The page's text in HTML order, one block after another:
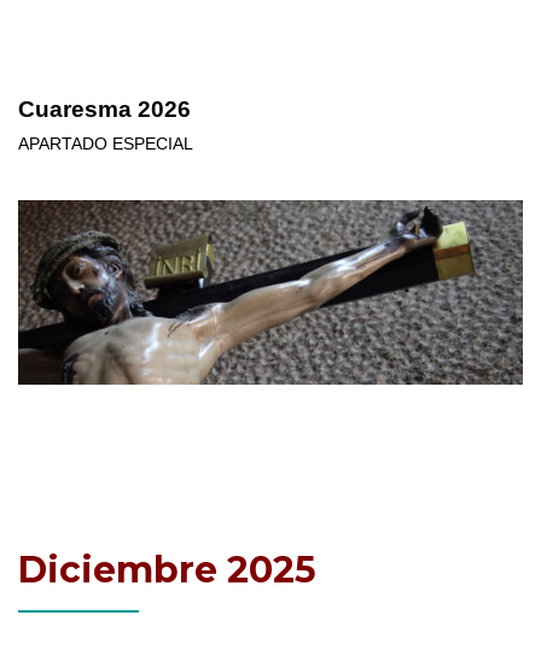
Cuaresma 2026
APARTADO ESPECIAL
Diciembre 2025